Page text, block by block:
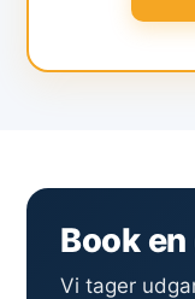
Book
Vi tager